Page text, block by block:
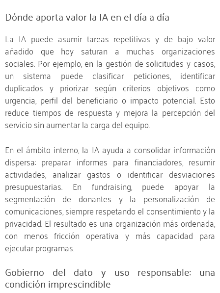
Dónde aporta valor la IA en el día a día
La IA puede asumir tareas repetitivas y de bajo valor
añadido que hoy saturan a muchas organizaciones
sociales. Por ejemplo, en la gestión de solicitudes y casos,
un sistema puede clasificar peticiones, identificar
duplicados y priorizar según criterios objetivos como
urgencia, perfil del beneficiario o impacto potencial. Esto
reduce tiempos de respuesta y mejora la percepción del
servicio sin aumentar la carga del equipo.
En el ámbito interno, la IA ayuda a consolidar información
dispersa: preparar informes para financiadores, resumir
actividades, analizar gastos o identificar desviaciones
presupuestarias. En fundraising, puede apoyar la
segmentación de donantes y la personalización de
comunicaciones, siempre respetando el consentimiento y la
privacidad. El resultado es una organización más ordenada,
con menos fricción operativa y más capacidad para
ejecutar programas.
Gobierno del dato y uso responsable: una
condición imprescindible